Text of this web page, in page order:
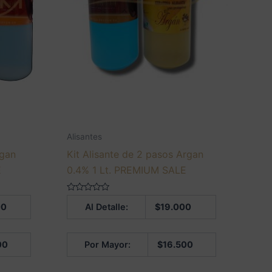
Alisantes
Kit Alisante de 2 pasos Argan
0.4% 1 Lt. PREMIUM SALE
Al Detalle: $19.000
Por Mayor: $16.500